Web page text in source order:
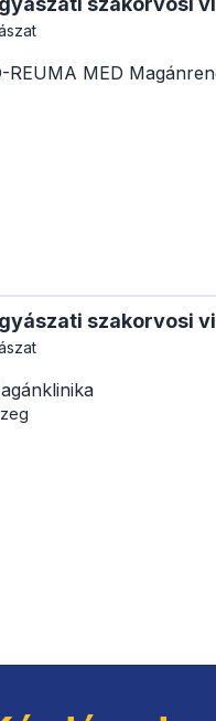
REUMA MED
szakorvosi